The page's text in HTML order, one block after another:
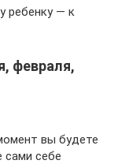
ребенку — к
февраля,
вы будете
сами себе